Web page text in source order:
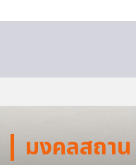
มงคลสถาน